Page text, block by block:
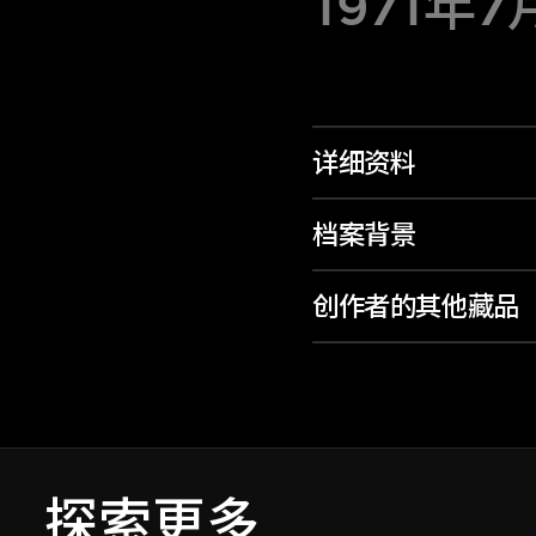
详细资料
档案背景
创作者的其他藏品